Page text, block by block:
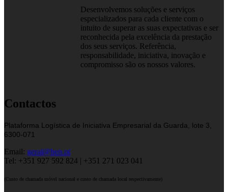
Desenvolvemos soluções e serviços
especializados para cada cliente com o
intuito de superar as suas expectativas e ser
reconhecida pela excelência da prestação
dos seus serviços. Referência,
responsabilidade, iniciativa, inovação e
compromisso são os nossos valores.
Contactos
Plataforma Logística de Iniciativa Empresarial da Guarda, lote 3,
6300-071
Email: geral@hen.pt
Tel: +351 927 592 824 | +351 271 023 041
(Custo de chamada móvel nacional e custo de chamada local respectivamente)